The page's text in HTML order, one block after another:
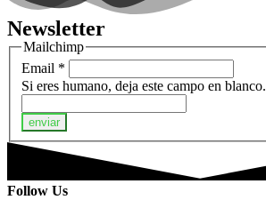
Newsletter
Mailchimp
Email *
Si eres humano, deja este campo en blanco.
enviar
Follow Us